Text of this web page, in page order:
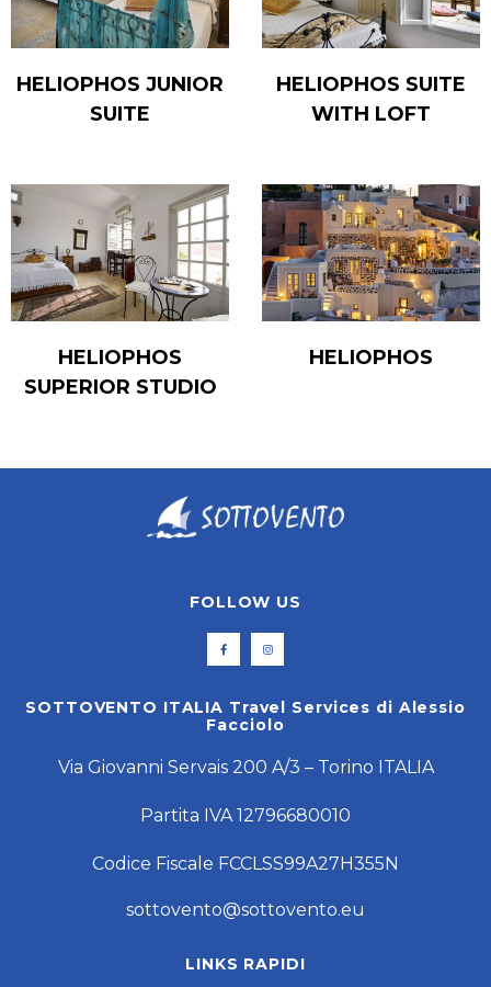
HELIOPHOS JUNIOR
SUITE
HELIOPHOS SUITE
WITH LOFT
HELIOPHOS
SUPERIOR STUDIO
HELIOPHOS
FOLLOW US
SOTTOVENTO ITALIA Travel Services di Alessio
Facciolo
Via Giovanni Servais 200 A/3 – Torino ITALIA
Partita IVA 12796680010
Codice Fiscale FCCLSS99A27H355N
sottovento@sottovento.eu
LINKS RAPIDI